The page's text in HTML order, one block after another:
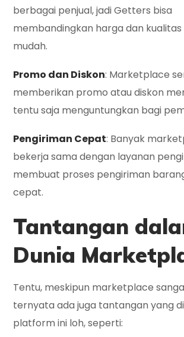
berbagai penjual, jadi Getters bisa
membandingkan harga dan
mudah.
Promo dan Diskon: Marketplace
memberikan promo atau diskon
tentu saja menguntungkan bagi
Pengiriman Cepat: Banyak
bekerja sama dengan layanan
membuat proses pengiriman
cepat.
Tantangan
Dunia
Tentu, meskipun marketplace
ternyata ada juga tantangan yang
platform ini loh, seperti: